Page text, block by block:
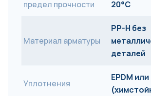
предел прочности 20°C
Материал арматуры
PP-H без
деталей
Уплотнения
EPDM или